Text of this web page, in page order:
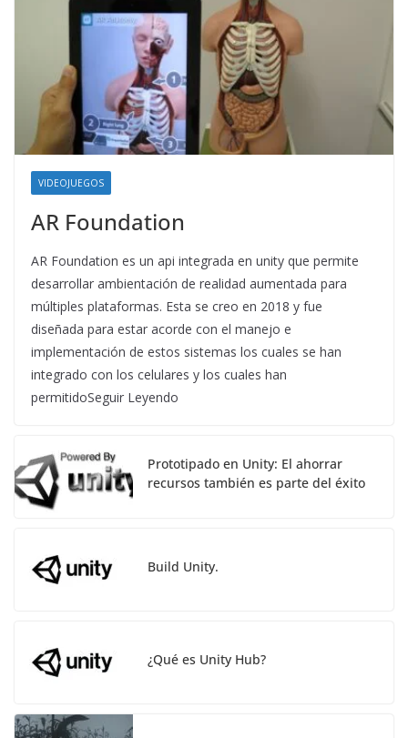
VIDEOJUEGOS
AR Foundation
AR Foundation es un api integrada en unity que permite
desarrollar ambientación de realidad aumentada para
múltiples plataformas. Esta se creo en 2018 y fue
diseñada para estar acorde con el manejo e
implementación de estos sistemas los cuales se han
integrado con los celulares y los cuales han
permitidoSeguir Leyendo
Prototipado en Unity: El ahorrar
recursos también es parte del éxito
Build Unity.
¿Qué es Unity Hub?